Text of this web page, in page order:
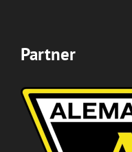
Partner